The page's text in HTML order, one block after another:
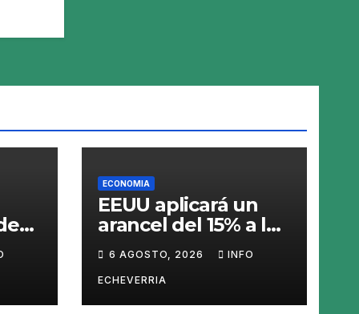
ECONOMIA
EEUU aplicará un
arancel del 15% a los
productos con
polisilicio para
frenar el avance de
China
6 AGOSTO, 2026 INFO
ECHEVERRIA